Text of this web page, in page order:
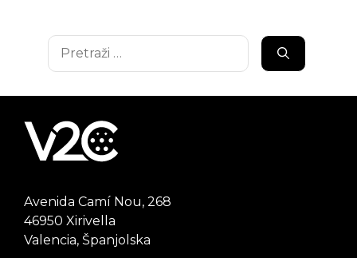
Pretraži:
Avenida Camí Nou, 268
46950 Xirivella
Valencia, Španjolska